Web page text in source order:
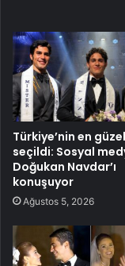
Türkiye’nin en
seçildi: Sosyal
Doğukan Navdar’ı
konuşuyor
Ağustos 5, 2026